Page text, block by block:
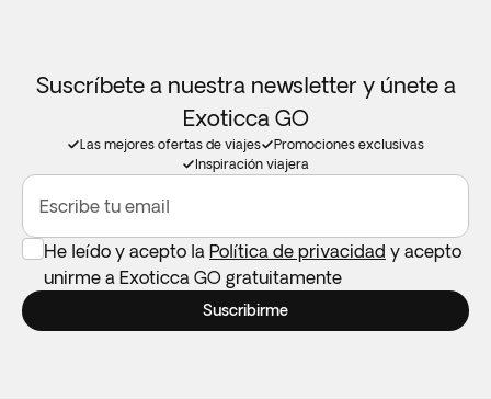
Suscríbete a nuestra newsletter y únete a
Exoticca GO
Las mejores ofertas de viajes
Promociones exclusivas
Inspiración viajera
Escribe tu email
He leído y acepto la Política de privacidad y acepto
unirme a Exoticca GO gratuitamente
Suscribirme